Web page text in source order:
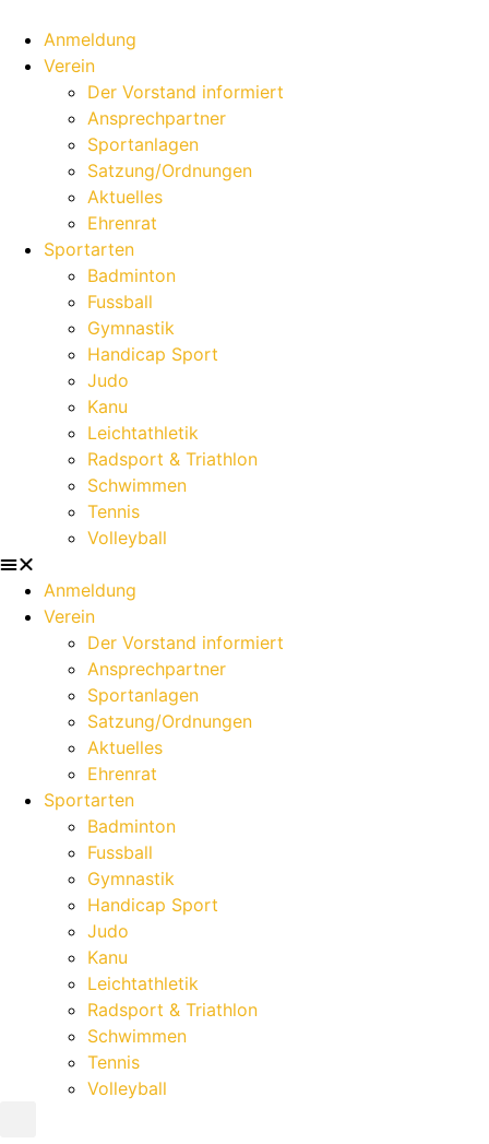
Anmeldung
Verein
Der Vorstand informiert
Ansprechpartner
Sportanlagen
Satzung/Ordnungen
Aktuelles
Ehrenrat
Sportarten
Badminton
Fussball
Gymnastik
Handicap Sport
Judo
Kanu
Leichtathletik
Radsport & Triathlon
Schwimmen
Tennis
Volleyball
Anmeldung
Verein
Der Vorstand informiert
Ansprechpartner
Sportanlagen
Satzung/Ordnungen
Aktuelles
Ehrenrat
Sportarten
Badminton
Fussball
Gymnastik
Handicap Sport
Judo
Kanu
Leichtathletik
Radsport & Triathlon
Schwimmen
Tennis
Volleyball